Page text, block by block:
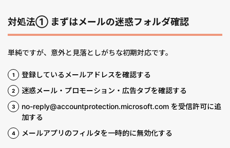
対処法① まずはメールの迷惑フォルダ確認
単純ですが、意外と見落としがちな初期対応です。
登録しているメールアドレスを確認する
迷惑メール・プロモーション・広告タブを確認する
no-reply@accountprotection.microsoft.com を受信許可に追
加する
メールアプリのフィルタを一時的に無効化する